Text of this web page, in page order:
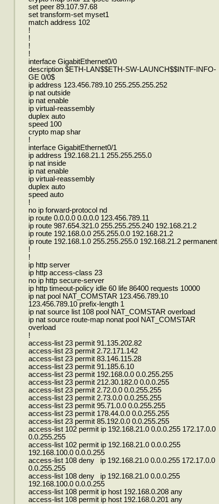
set peer 89.107.97.68
set transform-set myset1
match address 102
!
!
!
!
interface GigabitEthernet0/0
description $ETH-LAN$$ETH-SW-LAUNCH$$INTF-INFO-
GE 0/0$
ip address 123.456.789.10 255.255.255.252
ip nat outside
ip nat enable
ip virtual-reassembly
duplex auto
speed 100
crypto map shar
!
interface GigabitEthernet0/1
ip address 192.168.21.1 255.255.255.0
ip nat inside
ip nat enable
ip virtual-reassembly
duplex auto
speed auto
!
no ip forward-protocol nd
ip route 0.0.0.0 0.0.0.0 123.456.789.11
ip route 987.654.321.0 255.255.255.240 192.168.21.2
ip route 192.168.0.0 255.255.0.0 192.168.21.2
ip route 192.168.1.0 255.255.255.0 192.168.21.2 permanent
!
!
ip http server
ip http access-class 23
no ip http secure-server
ip http timeout-policy idle 60 life 86400 requests 10000
ip nat pool NAT_COMSTAR 123.456.789.10
123.456.789.10 prefix-length 1
ip nat source list 108 pool NAT_COMSTAR overload
ip nat source route-map nonat pool NAT_COMSTAR
overload
!
access-list 23 permit 91.135.202.82
access-list 23 permit 2.72.171.142
access-list 23 permit 83.146.115.28
access-list 23 permit 91.185.6.10
access-list 23 permit 192.168.0.0 0.0.255.255
access-list 23 permit 212.30.182.0 0.0.0.255
access-list 23 permit 2.72.0.0 0.0.255.255
access-list 23 permit 2.73.0.0 0.0.255.255
access-list 23 permit 95.71.0.0 0.0.255.255
access-list 23 permit 178.44.0.0 0.0.255.255
access-list 23 permit 85.192.0.0 0.0.255.255
access-list 102 permit ip 192.168.21.0 0.0.0.255 172.17.0.0
0.0.255.255
access-list 102 permit ip 192.168.21.0 0.0.0.255
192.168.100.0 0.0.0.255
access-list 108 deny ip 192.168.21.0 0.0.0.255 172.17.0.0
0.0.255.255
access-list 108 deny ip 192.168.21.0 0.0.0.255
192.168.100.0 0.0.0.255
access-list 108 permit ip host 192.168.0.208 any
access-list 108 permit ip host 192.168.0.201 any